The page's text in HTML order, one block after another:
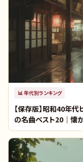
📊年代別ランキング
【保存版】昭和40年
の名曲ベスト20｜懐